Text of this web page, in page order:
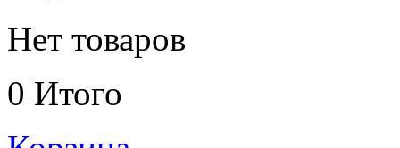
Нет товаров
0 Итого